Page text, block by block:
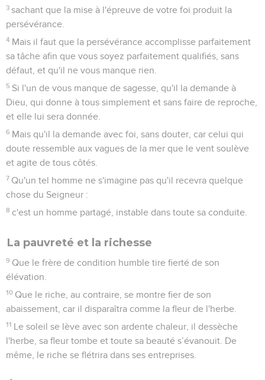
3 sachant que la mise à l'épreuve de votre foi produit la
persévérance.
4 Mais il faut que la persévérance accomplisse parfaitement
sa tâche afin que vous soyez parfaitement qualifiés, sans
défaut, et qu'il ne vous manque rien.
5 Si l'un de vous manque de sagesse, qu'il la demande à
Dieu, qui donne à tous simplement et sans faire de reproche,
et elle lui sera donnée.
6 Mais qu'il la demande avec foi, sans douter, car celui qui
doute ressemble aux vagues de la mer que le vent soulève
et agite de tous côtés.
7 Qu'un tel homme ne s'imagine pas qu'il recevra quelque
chose du Seigneur :
8 c'est un homme partagé, instable dans toute sa conduite.
La pauvreté et la richesse
9 Que le frère de condition humble tire fierté de son
élévation.
10 Que le riche, au contraire, se montre fier de son
abaissement, car il disparaîtra comme la fleur de l'herbe.
11 Le soleil se lève avec son ardente chaleur, il dessèche
l'herbe, sa fleur tombe et toute sa beauté s’évanouit. De
même, le riche se flétrira dans ses entreprises.